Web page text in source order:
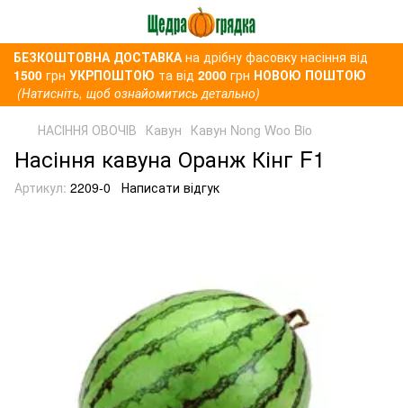
БЕЗКОШТОВНА ДОСТАВКАна дрібну фасовку насіння від
1500 грн УКРПОШТОЮ та від 2000 грн НОВОЮ ПОШТОЮ
(Натисніть, щоб ознайомитись детально)
НАСІННЯ ОВОЧІВ Кавун Кавун Nong Woo Bio
Насіння кавуна Оранж Кінг F1
Артикул: 2209-0 Написати відгук